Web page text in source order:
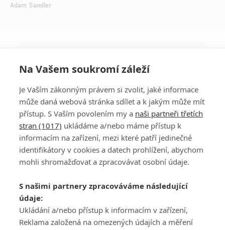
Adam Sandler
PŘIHLÁSIT
REGISTROVAT
DISKUZE
Šéfredaktorkou webu jePetr Slavík, e-mailserialy@fandimefilmu.cz
Máte-li zájem o inzerci na našem webu napište nám na e-mail
studio@koncal.com
Ochrana osobních údajů|Zásady používání cookies |Pravidla webu
Na Vašem soukromí záleží
Je Vaším zákonným právem si zvolit, jaké informace
může daná webová stránka sdílet a k jakým může mít
přístup. S Vaším povolením my a naši partneři třetích
stran (1017) ukládáme a/nebo máme přístup k
informacím na zařízení, mezi které patří jedinečné
identifikátory v cookies a datech prohlížení, abychom
mohli shromažďovat a zpracovávat osobní údaje.
S našimi partnery zpracováváme následující
údaje:
Ukládání a/nebo přístup k informacím v zařízení,
Reklama založená na omezených údajích a měření